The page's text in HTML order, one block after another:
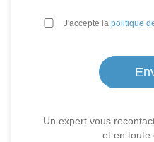
J'accepte la politique
Un expert vous
et en toute